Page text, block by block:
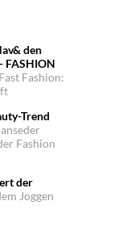
den
FASHION
Fast Fashion:
Trend
Fashion
der
Joggen